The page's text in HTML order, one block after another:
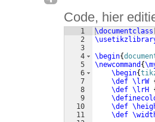
Code, hier
1
2
3
4
5
6
7
8
9
10
11
\documentclass
\begin{
\newcommand {
\begin{
\def \lrW
\def \lrH
\def
\def